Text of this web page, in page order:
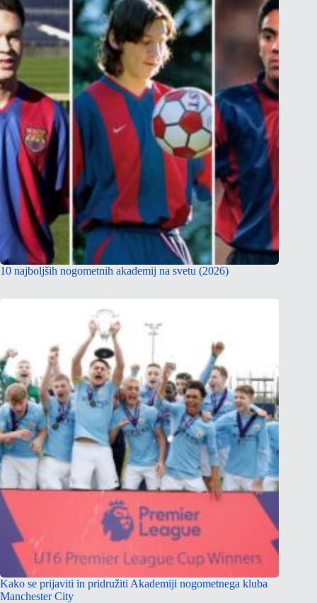
10 najboljših nogometnih akademij na svetu (2026)
Kako se prijaviti in pridružiti Akademiji nogometnega kluba
Manchester City